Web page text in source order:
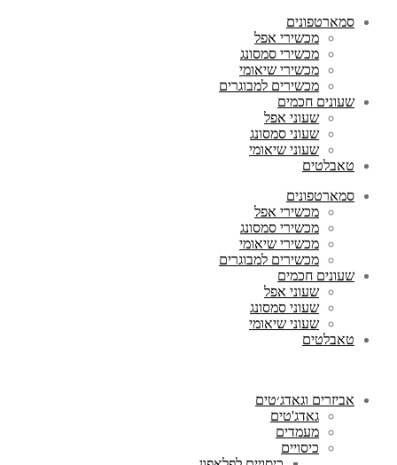
סמארטפונים
מכשירי אפל
מכשירי סמסונג
מכשירי שיאומי
מכשירים למבוגרים
שעונים חכמים
שעוני אפל
שעוני סמסונג
שעוני שיאומי
טאבלטים
סמארטפונים
מכשירי אפל
מכשירי סמסונג
מכשירי שיאומי
מכשירים למבוגרים
שעונים חכמים
שעוני אפל
שעוני סמסונג
שעוני שיאומי
טאבלטים
אביזרים וגאדג׳טים
גאדג'טים
מעמדים
כיסויים